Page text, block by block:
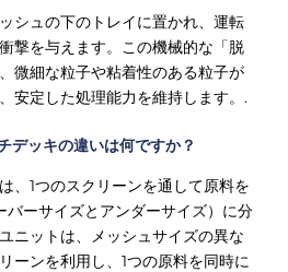
シュの下のトレイに置かれ、運転
撃を与えます。この機械的な「脱
微細な粒子や粘着性のある粒子が
安定した処理能力を維持します。.
デッキの違いは何ですか？
、1つのスクリーンを通して原料を
バーサイズとアンダーサイズ）に分
ニットは、メッシュサイズの異な
ーンを利用し、1つの原料を同時に